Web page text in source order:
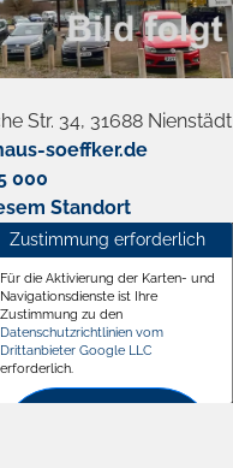
Str. 34, 31688 Nienstädt
soeffker.de
000
Standort
GmbH
34, 31688 Nienstädt
Zustimmung erforderlich
Für die Aktivierung der Karten- und
Navigationsdienste ist Ihre
Zustimmung zu den
Datenschutzrichtlinien vom
Drittanbieter Google LLC
erforderlich.